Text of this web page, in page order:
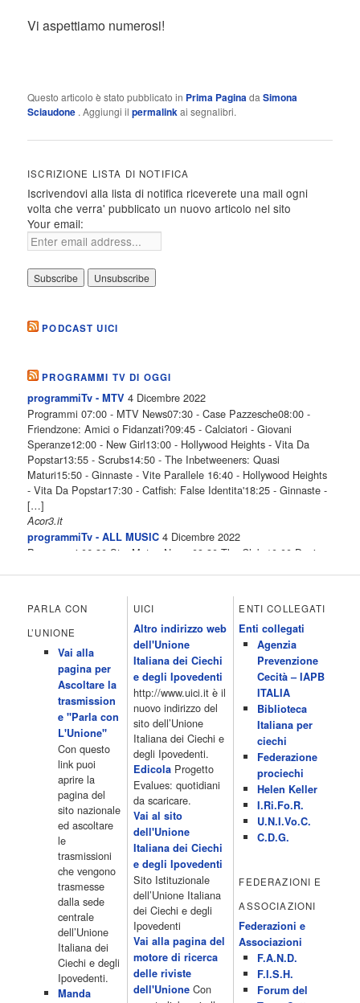
Vi aspettiamo numerosi!
Questo articolo è stato pubblicato in Prima PaginadaSimona
Sciaudone . Aggiungi ilpermalinkai segnalibri.
ISCRIZIONE LISTA DI NOTIFICA
Iscrivendovi alla lista di notifica riceverete una mail ogni
volta che verra' pubblicato un nuovo articolo nel sito
Your email:
PODCAST UICI
PROGRAMMI TV DI OGGI
programmiTv - MTV 4 Dicembre 2022
Programmi 07:00 - MTV News07:30 - Case Pazzesche08:00 -
Friendzone: Amici o Fidanzati?09:45 - Calciatori - Giovani
Speranze12:00 - New Girl13:00 - Hollywood Heights - Vita Da
Popstar13:55 - Scrubs14:50 - The Inbetweeners: Quasi
Maturi15:50 - Ginnaste - Vite Parallele 16:40 - Hollywood Heights
- Vita Da Popstar17:30 - Catfish: False Identita'18:25 - Ginnaste -
[…]
Acor3.it
programmiTv - ALL MUSIC 4 Dicembre 2022
Programmi 06.30 Star.Meteo.News 09.30 The Club 10.00 Deejay
All News 16.05 Rotazione musicale 19.00 All News 19.05 The
Club 19.30 19.30 Human Guinea Pigs 20.00 Inbox 21.00 Code
Monkeys 21.30 Sons of Butcher […]
programmiTv - ITALIA 1 4 Dicembre 2022
Programmi 06.35 Cartoni Animati 09.05 Telefilm:Starsky & Hutch
10.10 Telefilm:Supercar 12.15 12.15 Secondo voi 12.25 Studio
Aperto 13.00 Studio Sport 13.40 Cartoni animati 14.30 I Simpson
15.00 Telefilm:Paso adelante 15.55 15.55 Telefilm:Wildfire 16.50
Cartoni animati 18.30 Studio Aperto 19.05 Don Luca c'� 19.35
19.35 Medici miei 20.05 Camera caf� 20.30 La ruota della
fortuna 21.10 […]
Acor3.it
programmiTv - LA 7
4 Dicembre 2022
Programmi 06:00 - Tg La7/meteo/oroscopo/traffico06:55 - Movie
Flash07:00 - Omnibus ? Rassegna stampa07:30 - Tg La707:50 -
Omnibus09:50 - Coffee Break11:00 - L?aria che tira12:25 - I
men� di Benedetta13:30 - Tg La714:00 - Tg La7 Cronache14:40 -
Telefilm: Le strade di San Francisco - Omicidio di primo grado -
Una scuola di paura 16:30 […]
Acor3.it
programmiTv - CANALE 5 4 Dicembre 2022
Programmi 2/3 06.00 TG5/Traffico/Meteo/Borse e monete 08.00
TG5 Mattina 08.40 Mattino Cinque(TG5-Ore 10) 11.00 Forum
13.00 2/3 13.00 TG5 13.40 Beautiful 14.10 Centovetrine 14.45
Uomini e donne 16.15 2/3 16.15 Amici 16.55 Pomeriggio
PARLA CON
L’UNIONE
Vai alla
pagina per
Ascoltare la
trasmission
e "Parla con
L'Unione"
Con questo
link puoi
aprire la
pagina del
sito nazionale
ed ascoltare
le
trasmissioni
che vengono
trasmesse
dalla sede
centrale
dell’Unione
Italiana dei
Ciechi e degli
Ipovedenti.
Manda
UICI
Altro indirizzo web
dell'Unione
Italiana dei Ciechi
e degli Ipovedenti
http://www.uici.it è il
nuovo indirizzo del
sito dell’Unione
Italiana dei Ciechi e
degli Ipovedenti.
EdicolaProgetto
Evalues: quotidiani
da scaricare.
Vai al sito
dell'Unione
Italiana dei Ciechi
e degli Ipovedenti
Sito Istituzionale
dell’Unione Italiana
dei Ciechi e degli
Ipovedenti
Vai alla pagina del
motore di ricerca
delle riviste
dell'UnioneCon
ENTI COLLEGATI
Enti collegati
Agenzia
Prevenzione
Cecità – IAPB
ITALIA
Biblioteca
Italiana per
ciechi
Federazione
prociechi
Helen Keller
I.Ri.Fo.R.
U.N.I.Vo.C.
C.D.G.
FEDERAZIONI E
ASSOCIAZIONI
Federazioni e
Associazioni
F.A.N.D.
F.I.S.H.
Forum del